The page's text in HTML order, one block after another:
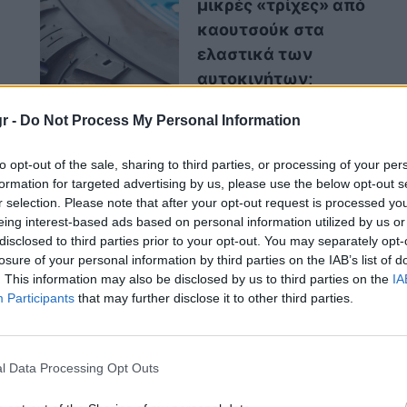
- Do Not Process My Personal Information
opt-out of the sale, sharing to third parties, or processing of your
for targeted advertising by us, please use the below opt-out
selection. Please note that after your opt-out request is processed
interest-based ads based on personal information utilized by us
to third parties prior to your opt-out. You may separately
of your personal information by third parties on the IAB’s list of
This information may also be disclosed by us to third parties on the
Participants that may further disclose it to other third parties.
Data Processing Opt Outs
μικρές «τρίχες» από
καουτσούκ στα
ελαστικά των
αυτοκινήτων;
να ενεργοποιήσουν την κάμερα από
ασφαλείας, ήταν προσβάσιμο μέσα από την
πρόσβασησε όλα τα διαδικτυακά
κατασκευαστή.